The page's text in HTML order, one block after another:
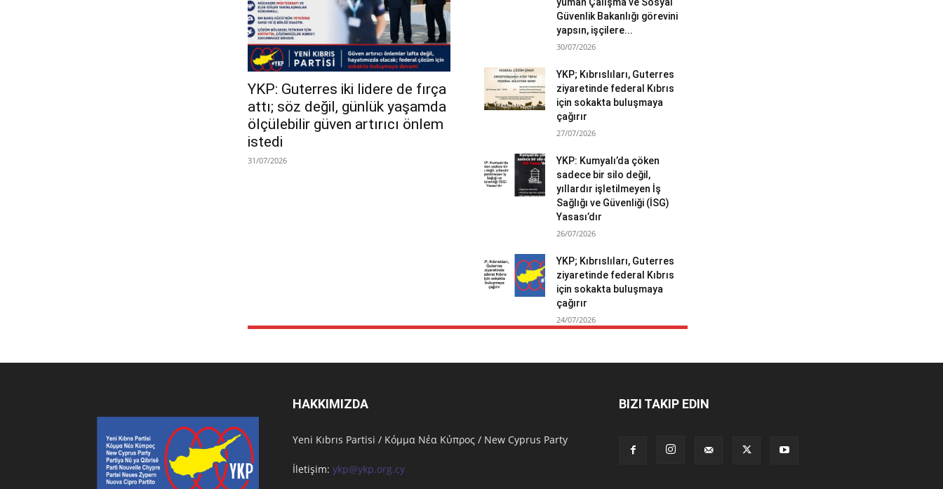
YKP: Guterres iki lidere de fırça
attı; söz değil, günlük yaşamda
ölçülebilir güven artırıcı önlem
istedi
31/07/2026
Güvenlik Bakanlığı görevini
yapsın, işçilere...
30/07/2026
YKP; Kıbrıslıları, Guterres
ziyaretinde federal Kıbrıs
için sokakta buluşmaya
çağırır
27/07/2026
YKP: Kumyalı’da çöken
sadece bir silo değil,
yıllardır işletilmeyen İş
Sağlığı ve Güvenliği (İSG)
Yasası’dır
26/07/2026
YKP; Kıbrıslıları, Guterres
ziyaretinde federal Kıbrıs
için sokakta buluşmaya
çağırır
24/07/2026
HAKKIMIZDA
Υeni Kıbrıs Partisi / Κόμμα Νέα Κύπρος / New Cyprus Party
İletişim: ykp@ykp.org.cy
BIZI TAKIP EDIN